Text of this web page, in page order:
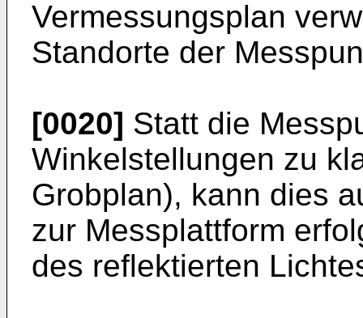
Vermessungsplan
Standorte der
[0020] Statt die
Winkelstellungen zu
Grobplan), kann dies
zur Messplattform
des reflektierten